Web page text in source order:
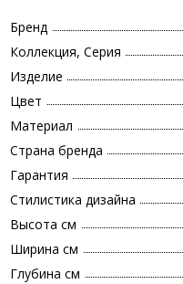
Бренд
Коллекция, Серия
Изделие
Цвет
Материал
Страна бренда
Гарантия
Стилистика дизайна
Высота см
Ширина см
Глубина см